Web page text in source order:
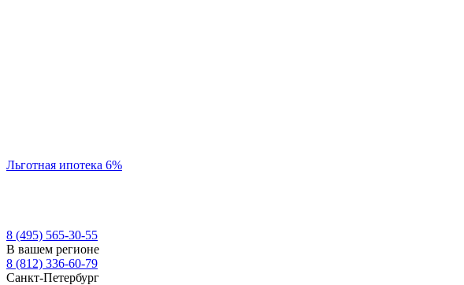
Льготная ипотека 6%
8 (495) 565-30-55
В вашем регионе
8 (812) 336-60-79
Санкт-Петербург